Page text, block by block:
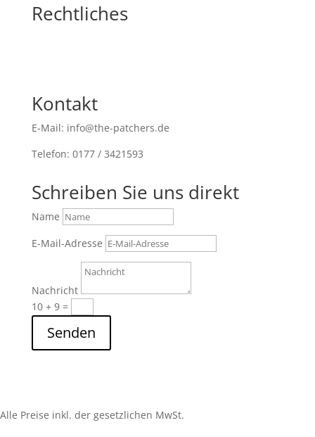
Rechtliches
Kontakt
E-Mail: info@the-patchers.de
Telefon: 0177 / 3421593
Schreiben Sie uns direkt
Name
E-Mail-Adresse
Nachricht
10 + 9=
Senden
Alle Preise inkl. der gesetzlichen MwSt.